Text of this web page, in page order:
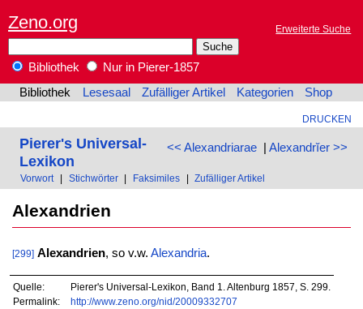
Zeno.org Erweiterte Suche
Bibliothek
Nur in Pierer-1857
Bibliothek
Lesesaal Zufälliger Artikel Kategorien Shop
DRUCKEN
<< Alexandriarae| Alexandrĭer >>
Pierer's Universal-
Lexikon
Vorwort Stichwörter Faksimiles Zufälliger Artikel
Alexandrien
[299] Alexandrien, so v.w. Alexandria.
Quelle:
Pierer's Universal-Lexikon, Band 1. Altenburg 1857, S. 299.
Permalink:
http://www.zeno.org/nid/20009332707